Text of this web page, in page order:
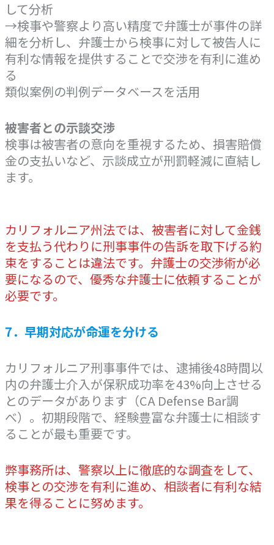
して分析
→検事や警察より高い精度で弁護士が事件の詳
細を分析し、弁護士から検事に対して被告人に
有利な情報を提供することで交渉を有利に進め
る
類似案例の判例データベースを活用
被害者との示談交渉
検事は被害者の意向を重視するため、損害賠償
金の支払いなど、示談成立が刑罰軽減に直結し
ます。
カリフォルニア州法では、被害者に対して金銭
を支払う代わりに刑事事件の告訴を取下げる約
束をすることは違法です。弁護士の交渉術が必
要になるので、優秀な弁護士に依頼することが
必要です。
7．早期対応が命運を分ける
カリフォルニア刑事事件では、逮捕後48時間以
内の弁護士介入が保釈成功率を43%向上させる
とのデータがあります（CA Defense Bar調
べ）。初期段階で、経験豊富な弁護士に相談す
ることが最も重要です。
弊事務所は、警察以上に徹底的な調査をして、
検事との交渉を有利に進め、相談者に有利な結
果を得ることに努めます。